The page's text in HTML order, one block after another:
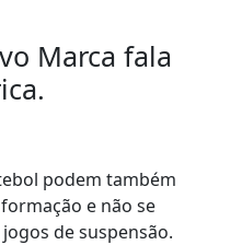
Marca fala
podem também
e não se
de suspensão.